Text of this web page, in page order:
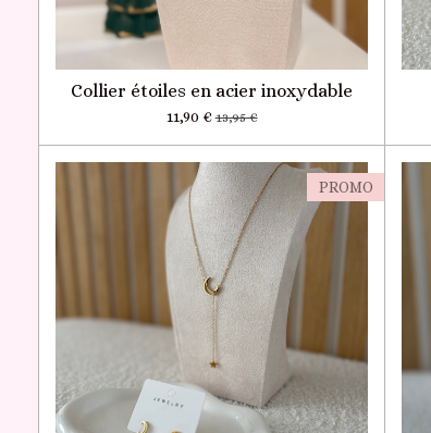
Collier étoiles en acier inoxydable
11,90 € 13,95 €
PROMO